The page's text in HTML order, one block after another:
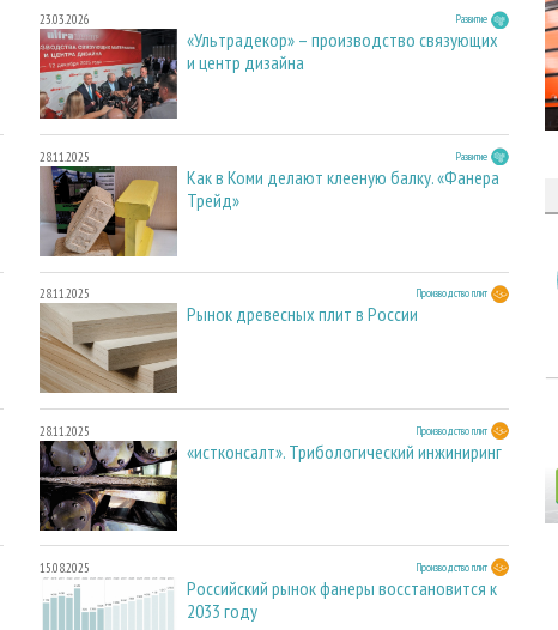
23.03.2026 Развитие
«Ультрадекор» – производство связующих
и центр дизайна
28.11.2025 Развитие
Как в Коми делают клееную балку. «Фанера
Трейд»
28.11.2025 Производство плит
Рынок древесных плит в России
28.11.2025 Производство плит
«истконсалт». Трибологический инжиниринг
15.08.2025 Производство плит
Российский рынок фанеры восстановится к
2033 году